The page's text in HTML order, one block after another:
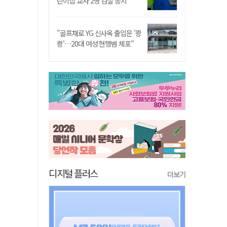
"골프채로 YG 신사옥 출입문 '쾅
쾅'…20대 여성 현행범 체포"
디지털 플러스 더보기